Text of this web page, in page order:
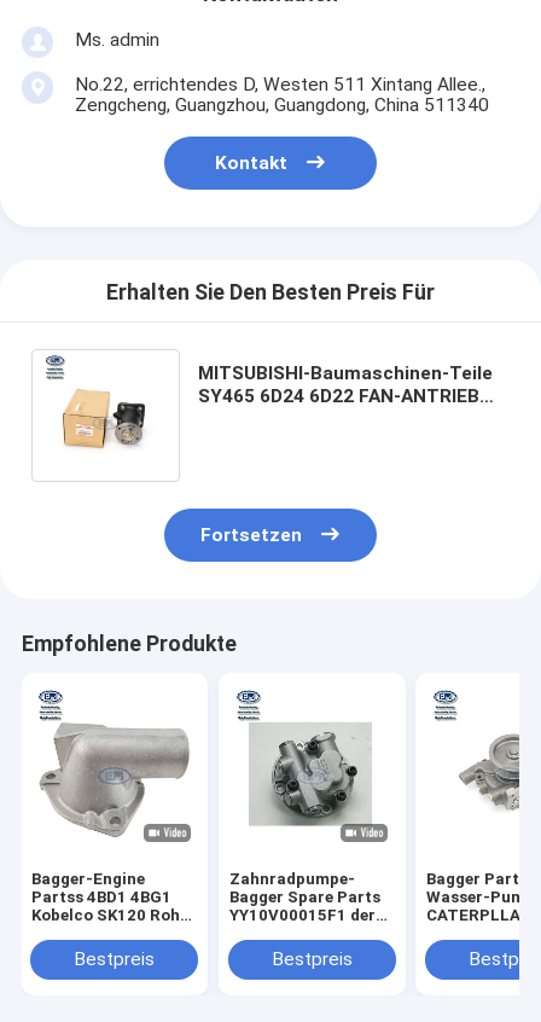
Ms. admin
No.22, errichtendes D, Westen 511 Xintang Allee.,
Zengcheng, Guangzhou, Guangdong, China 511340
Kontakt
Erhalten Sie Den Besten Preis Für
MITSUBISHI-Baumaschinen-Teile
SY465 6D24 6D22 FAN-ANTRIEB
Fortsetzen
Empfohlene Produkte
Bagger-Engine
Partss 4BD1 4BG1
Kobelco SK120 Rohr-
5137130481
VI5137130481 5-
Bestpreis
Zahnradpumpe-
Bagger Spare Parts
YY10V00015F1 der
Baumaschinen-Teil-
SK130-8 SK135SR-3
Bestpreis
Bagger Part,
Wasser-
CATERPLLAR
der